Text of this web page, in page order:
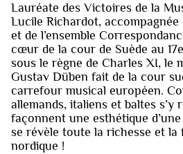
Lauréate des Victoires de la
Lucile Richardot, accompagnée
et de l’ensemble
cœur de la cour de Suède au
sous le règne de Charles XI, le
Gustav Düben fait de la cour
carrefour musical européen.
allemands, italiens et baltes
façonnent une esthétique
se révèle toute la richesse et la
nordique !